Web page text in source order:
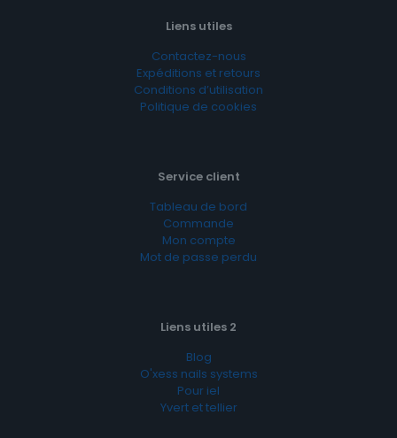
Liens utiles
Contactez-nous
Expéditions et retours
Conditions d’utilisation
Politique de cookies
Service client
Tableau de bord
Commande
Mon compte
Mot de passe perdu
Liens utiles 2
Blog
O'xess nails systems
Pour iel
Yvert et tellier